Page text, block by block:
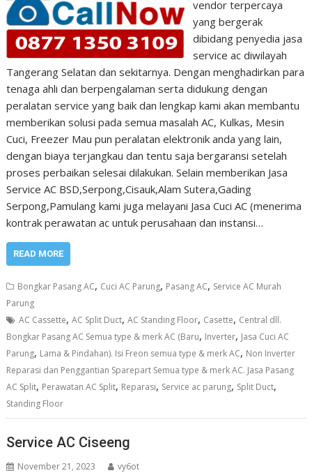
vendor terpercaya
yang bergerak
dibidang penyedia jasa
service ac diwilayah
Tangerang Selatan dan sekitarnya. Dengan menghadirkan para
tenaga ahli dan berpengalaman serta didukung dengan
peralatan service yang baik dan lengkap kami akan membantu
memberikan solusi pada semua masalah AC, Kulkas, Mesin
Cuci, Freezer Mau pun peralatan elektronik anda yang lain,
dengan biaya terjangkau dan tentu saja bergaransi setelah
proses perbaikan selesai dilakukan. Selain memberikan Jasa
Service AC BSD,Serpong,Cisauk,Alam Sutera,Gading
Serpong,Pamulang kami juga melayani Jasa Cuci AC (menerima
kontrak perawatan ac untuk perusahaan dan instansi…
READ MORE
Bongkar Pasang AC, Cuci AC Parung, Pasang AC, Service AC Murah
Parung
AC Cassette,AC Split Duct,AC Standing Floor, Casette, Central dll.
Bongkar Pasang AC Semua type & merk AC (Baru, Inverter, Jasa Cuci AC
Parung, Lama & Pindahan). Isi Freon semua type & merk AC, Non Inverter
Reparasi dan Penggantian Sparepart Semua type & merk AC. Jasa Pasang
AC Split, Perawatan AC Split, Reparasi, Service ac parung, Split Duct,
Standing Floor
Service AC Ciseeng
November 21, 2023 vy6ot